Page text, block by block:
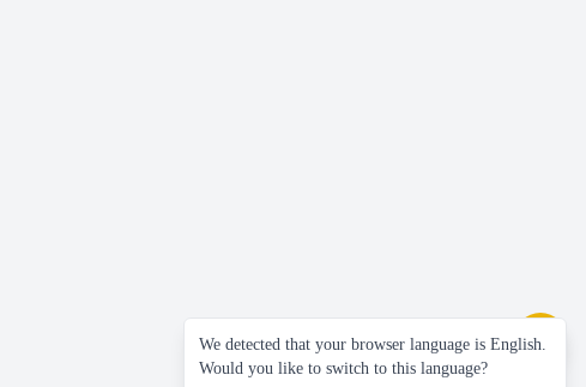
We detected that your browser language is English.
Would you like to switch to this language?